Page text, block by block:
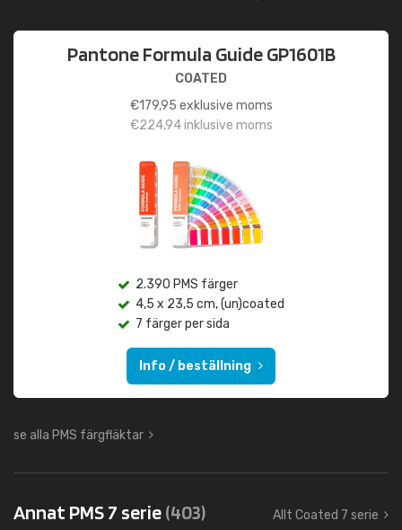
Pantone Formula Guide GP1601B
COATED
€179,95 exklusive moms
€224,94inklusive moms
2.390 PMS färger
4,5 x 23,5 cm, (un)coated
7 färger per sida
Info / beställning
se alla PMS färgfläktar
Annat PMS 7 serie(403) Allt Coated 7 serie